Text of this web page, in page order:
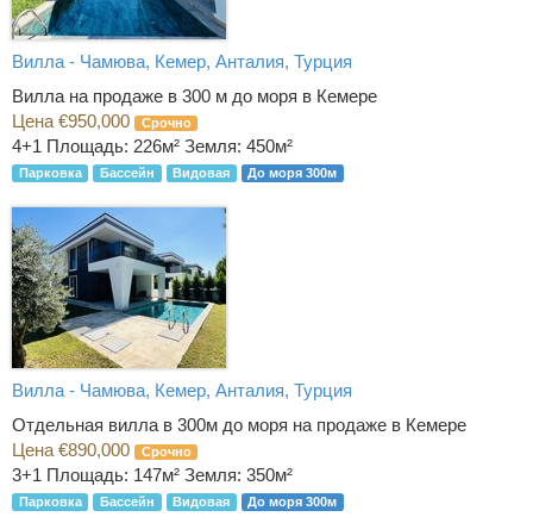
Вилла - Чамюва, Кемер, Анталия, Турция
Вилла на продаже в 300 м до моря в Кемере
Цена €950,000
Срочно
4+1 Площадь: 226м² Земля: 450м²
Парковка Бассейн Видовая До моря 300м
Вилла - Чамюва, Кемер, Анталия, Турция
Отдельная вилла в 300м до моря на продаже в Кемере
Цена €890,000
Срочно
3+1 Площадь: 147м² Земля: 350м²
Парковка Бассейн Видовая До моря 300м